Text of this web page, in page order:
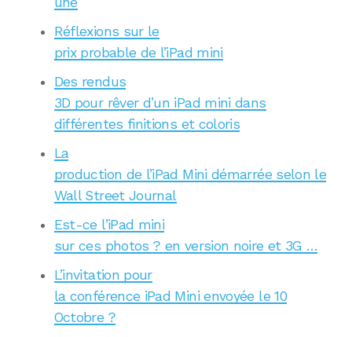
Réflexions sur le
prix probable de l’iPad mini
Des rendus
3D pour rêver d’un iPad mini dans
différentes finitions et coloris
La
production de l’iPad Mini démarrée selon le
Wall Street Journal
Est-ce l’iPad mini
sur ces photos ? en version noire et 3G …
L’invitation pour
la conférence iPad Mini envoyée le 10
Octobre ?